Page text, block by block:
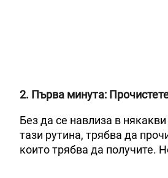
2. Първа минута:
Без да се навлиза в
тази рутина, трябва да
които трябва да получите.